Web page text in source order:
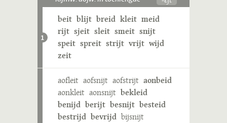
1
beit blijt breid kleit meid
rijt sjeit sleit smeit snijt
speit spreit strijt vrijt wijd
zeit
aofleit aofsnijt aofstrijt aonbeid
aonkleit aonsnijt bekleid
benijd berijt besnijt besteid
bestrijd bevrijd bijsnijt